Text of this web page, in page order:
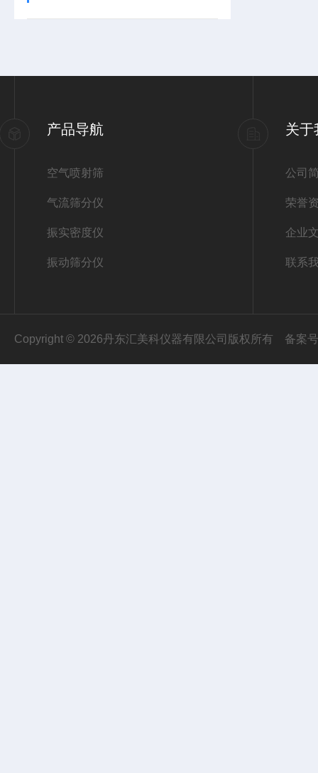
产品导航
空气喷射筛
气流筛分仪
振实密度仪
振动筛分仪
关于
公司
荣誉
企业
联系
Copyright © 2026丹东汇美科仪器有限公司版权所有 备案